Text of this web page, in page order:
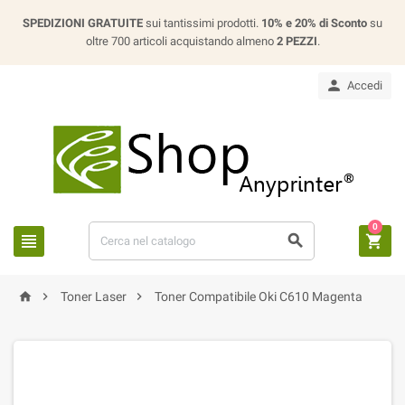
SPEDIZIONI GRATUITE sui tantissimi prodotti. 10% e 20% di Sconto su
oltre 700 articoli acquistando almeno 2 PEZZI.
 Accedi
  
0
  Toner Laser  Toner Compatibile Oki C610 Magenta